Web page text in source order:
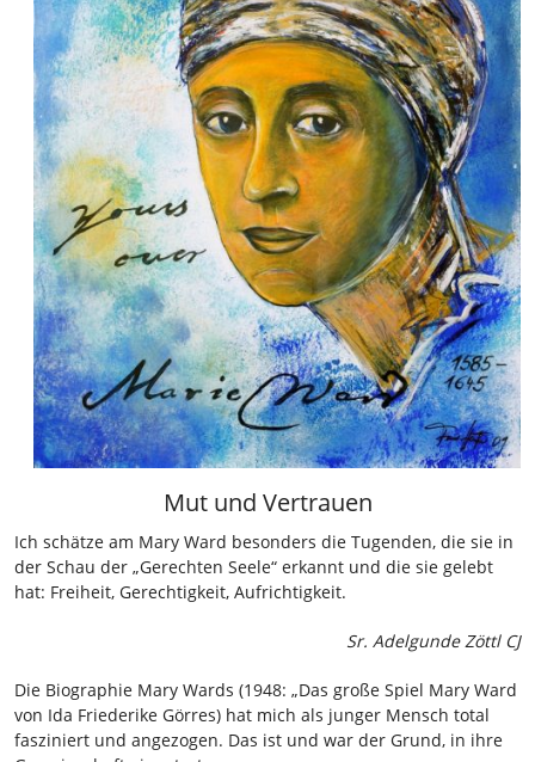
Mut und Vertrauen
Ich schätze am Mary Ward besonders die Tugenden, die sie in
der Schau der „Gerechten Seele“ erkannt und die sie gelebt
hat: Freiheit, Gerechtigkeit, Aufrichtigkeit.
Sr. Adelgunde Zöttl CJ
Die Biographie Mary Wards (1948: „Das große Spiel Mary Ward
von Ida Friederike Görres) hat mich als junger Mensch total
fasziniert und angezogen. Das ist und war der Grund, in ihre